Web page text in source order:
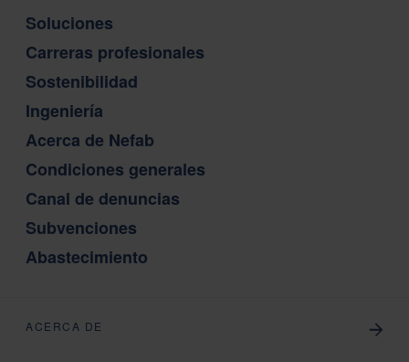
Soluciones
Carreras profesionales
Sostenibilidad
Ingeniería
Acerca de Nefab
Condiciones generales
Canal de denuncias
Subvenciones
Abastecimiento
ACERCA DE